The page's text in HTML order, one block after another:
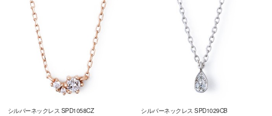
シルバーネックレス SPD1058CZ シルバーネックレス SPD1029CB